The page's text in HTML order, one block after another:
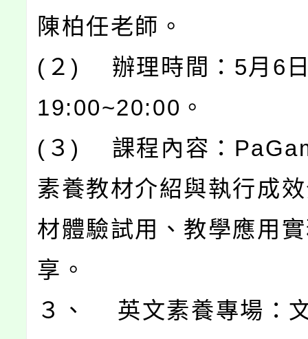
陳柏任老師。
(２) 辦理時間：5月6
19:00~20:00。
(３) 課程內容：
素養教材介紹與執行成
材體驗試用、教學應用
享。
３、 英文素養專場：